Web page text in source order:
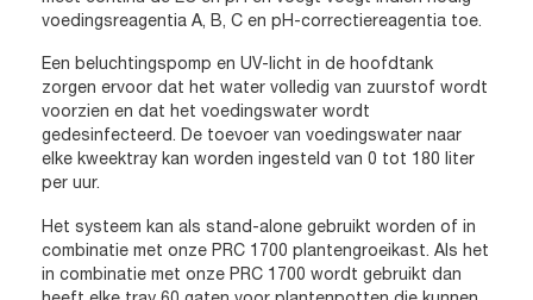
voedingsreagentia A, B, C en pH-correctiereagentia toe.
Een beluchtingspomp en UV-licht in de hoofdtank
zorgen ervoor dat het water volledig van zuurstof wordt
voorzien en dat het voedingswater wordt
gedesinfecteerd. De toevoer van voedingswater naar
elke kweektray kan worden ingesteld van 0 tot 180 liter
per uur.
Het systeem kan als stand-alone gebruikt worden of in
combinatie met onze PRC 1700 plantengroeikast. Als het
in combinatie met onze PRC 1700 wordt gebruikt dan